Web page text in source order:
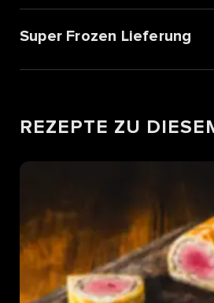
Super Frozen Lieferung
REZEPTE ZU